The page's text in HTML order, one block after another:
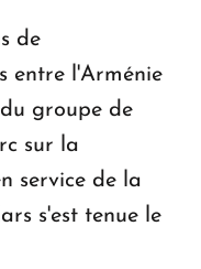
de
entre l'Arménie
groupe de
sur la
service de la
s'est tenue le